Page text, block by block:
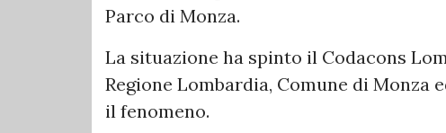
Parco di Monza.
La situazione ha spinto il Codacons
Regione Lombardia, Comune di Monza
il fenomeno.